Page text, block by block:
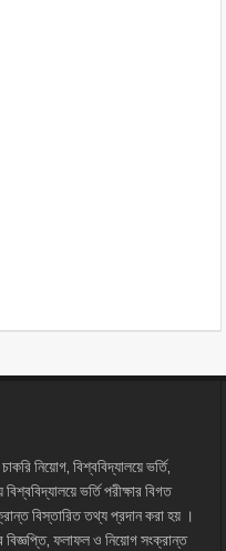
নিয়োগ, বিশ্ববিদ্যালয়ে ভর্তি,
ভর্তি পরীক্ষার বিগত
বিস্তারিত তথ্য প্রদান করা হয় ।
বিজ্ঞপ্তি, ফলাফল ও নিয়োগ সংক্রান্ত